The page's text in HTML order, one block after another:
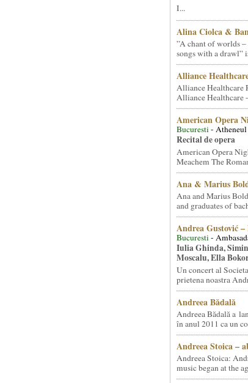
I...
Alina Ciolca &
”A chant of worlds
songs with a drawl”
Alliance
Alliance Healthcare
Alliance Healthcare
American Opera
Bucuresti-
Recital de opera
American Opera
Meachem The
Ana & Marius
Ana and Marius
and graduates of
Andrea Gustović –
Bucuresti-
Iulia Ghinda,
Moscalu, Ella
Un concert al
prietena noastra
Andreea Bădală
Andreea Bădală a
în anul 2011 ca un
Andreea Stoica –
Andreea Stoica:
music began at the